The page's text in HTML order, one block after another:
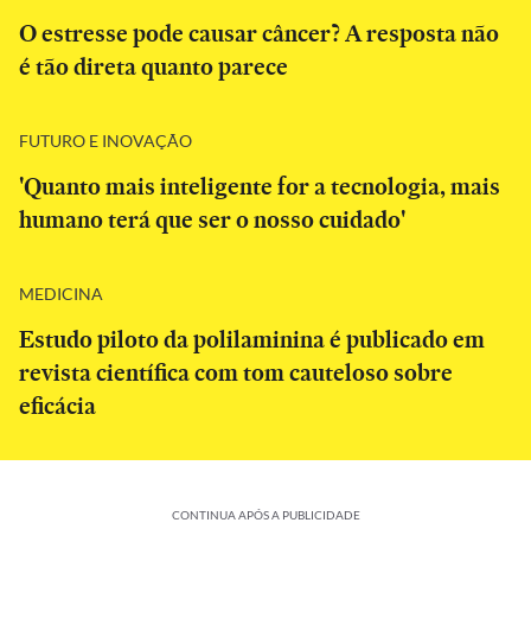
O estresse pode causar câncer? A resposta não
é tão direta quanto parece
FUTURO E INOVAÇÃO
'Quanto mais inteligente for a tecnologia, mais
humano terá que ser o nosso cuidado'
MEDICINA
Estudo piloto da polilaminina é publicado em
revista científica com tom cauteloso sobre
eficácia
CONTINUA APÓS A PUBLICIDADE